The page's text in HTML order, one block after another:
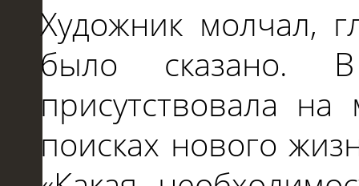
Художник молчал,
было сказано.
присутствовала
поисках нового